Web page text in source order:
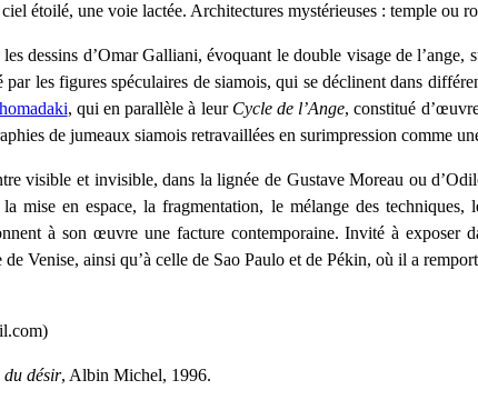
étoilé, une voie lactée. Architectures mystérieuses : temple ou
dessins d’Omar Galliani, évoquant le double visage de
les figures spéculaires de siamois, qui se déclinent dans
, qui en parallèle à leur Cycle de l’Ange, constitué
de jumeaux siamois retravaillées en surimpression comme
visible et invisible, dans la lignée de Gustave Moreau ou
mise en espace, la fragmentation, le mélange des
à son œuvre une facture contemporaine. Invité à exposer
Venise, ainsi qu’à celle de Sao Paulo et de Pékin, où il a
du désir, Albin Michel, 1996.